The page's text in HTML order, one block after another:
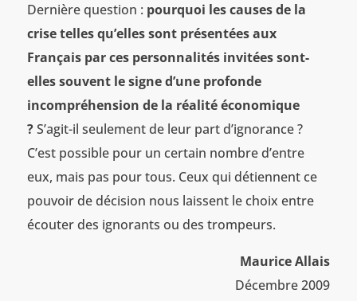
Dernière question : pourquoi les causes de la
crise telles qu’elles sont présentées aux
Français par ces personnalités invitées sont-
elles souvent le signe d’une profonde
incompréhension de la réalité économique
?S’agit-il seulement de leur part d’ignorance ?
C’est possible pour un certain nombre d’entre
eux, mais pas pour tous. Ceux qui détiennent ce
pouvoir de décision nous laissent le choix entre
écouter des ignorants ou des trompeurs.
Maurice Allais
Décembre 2009